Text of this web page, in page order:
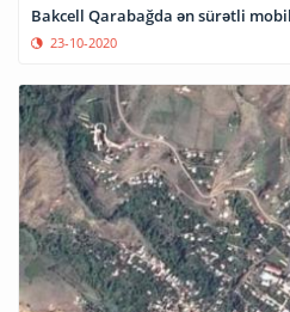
Bakcell Qarabağda ən sürətli
23-10-2020